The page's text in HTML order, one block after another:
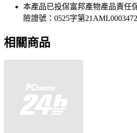
本產品已投保富邦產物產品責任
險證號：0525字第
相關商品